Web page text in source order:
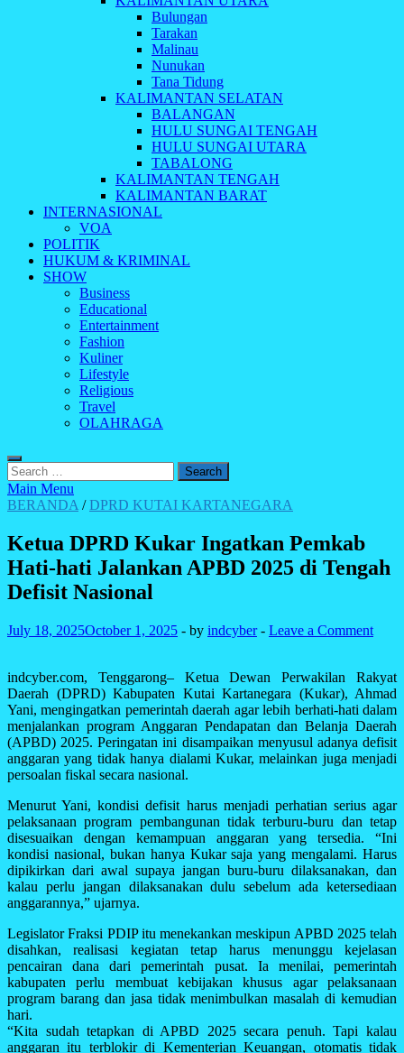
Bulungan
Tarakan
Malinau
Nunukan
Tana Tidung
KALIMANTAN SELATAN
BALANGAN
HULU SUNGAI TENGAH
HULU SUNGAI UTARA
TABALONG
KALIMANTAN TENGAH
KALIMANTAN BARAT
INTERNASIONAL
VOA
POLITIK
HUKUM & KRIMINAL
SHOW
Business
Educational
Entertainment
Fashion
Kuliner
Lifestyle
Religious
Travel
OLAHRAGA
Search
for:
Main Menu
BERANDA /DPRD KUTAI KARTANEGARA
Ketua DPRD Kukar Ingatkan Pemkab
Hati-hati Jalankan APBD 2025 di Tengah
Defisit Nasional
July 18, 2025October 1, 2025 - by indcyber- Leave a Comment
indcyber.com, Tenggarong– Ketua Dewan Perwakilan Rakyat
Daerah (DPRD) Kabupaten Kutai Kartanegara (Kukar), Ahmad
Yani, mengingatkan pemerintah daerah agar lebih berhati-hati dalam
menjalankan program Anggaran Pendapatan dan Belanja Daerah
(APBD) 2025. Peringatan ini disampaikan menyusul adanya defisit
anggaran yang tidak hanya dialami Kukar, melainkan juga menjadi
persoalan fiskal secara nasional.
Menurut Yani, kondisi defisit harus menjadi perhatian serius agar
pelaksanaan program pembangunan tidak terburu-buru dan tetap
disesuaikan dengan kemampuan anggaran yang tersedia. “Ini
kondisi nasional, bukan hanya Kukar saja yang mengalami. Harus
dipikirkan dari awal supaya jangan buru-buru dilaksanakan, dan
kalau perlu jangan dilaksanakan dulu sebelum ada ketersediaan
anggarannya,” ujarnya.
Legislator Fraksi PDIP itu menekankan meskipun APBD 2025 telah
disahkan, realisasi kegiatan tetap harus menunggu kejelasan
pencairan dana dari pemerintah pusat. Ia menilai, pemerintah
kabupaten perlu membuat kebijakan khusus agar pelaksanaan
program barang dan jasa tidak menimbulkan masalah di kemudian
hari.
“Kita sudah tetapkan di APBD 2025 secara penuh. Tapi kalau
anggaran itu terblokir di Kementerian Keuangan, otomatis tidak